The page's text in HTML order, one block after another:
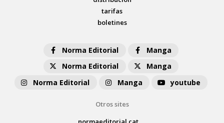
tarifas
boletines
Norma Editorial
Manga
Norma Editorial
Manga
Norma Editorial
Manga youtube
Otros sites